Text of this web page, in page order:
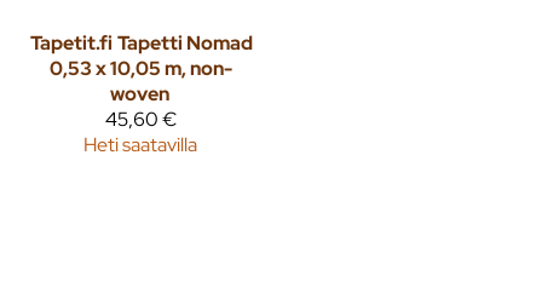
Tapetit.fiTapetti Nomad
0,53 x 10,05 m, non-
woven
45,60 €
Heti saatavilla